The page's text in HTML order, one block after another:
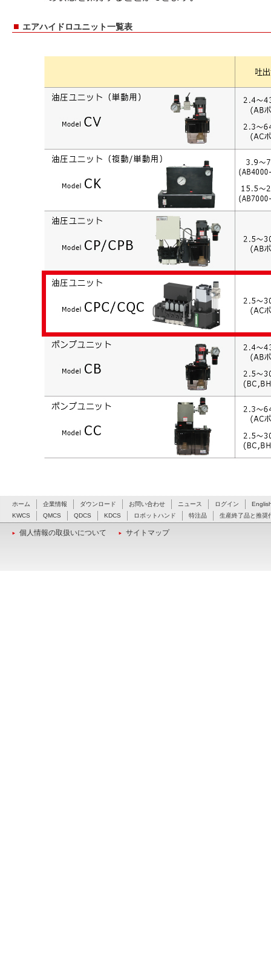
■ エアハイドロユニット一覧表
ホーム 企業情報 ダウンロード お問い合わせ ニュース ログイン
KWCS
QMCS QDCS KDCS ロボットハンド 特注品 生産終了品と推奨
個人情報の取扱いについて サイトマップ